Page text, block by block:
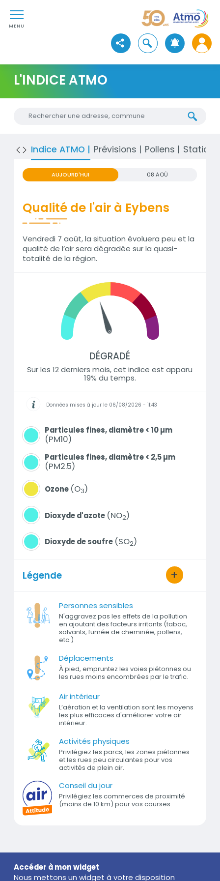
Aller au premier menu de navigation
Aller à la recherche
MENU
Atmo Auvergne-Rhône-
Voir les réseaux sociaux
Ouvrir la recherche
L'INDICE ATMO
Chercher une nouvelle adresse
Indice ATMO Prévisions Pollens
AUJOURD'HUI 08 AOÛ
Qualité de l'air à Eybens
Vendredi 7 août, la situation évoluera peu et la
qualité de l’air sera dégradée sur la quasi-
totalité de la région.
DÉGRADÉ
Sur les 12 derniers mois, cet indice est apparu
19% du temps.
InformationsDonnées mises à jour le 06/08/2026 - 11:43
Particules fines, diamètre < 10 µm
PM10
Particules fines, diamètre < 2,5 µm
PM2.5
Ozone O3
Dioxyde d'azote NO2
Dioxyde de soufre SO2
Légende
Personnes sensibles
N'aggravez pas les effets de la pollution
en ajoutant des facteurs irritants (tabac,
solvants, fumée de cheminée, pollens,
etc.)
Déplacements
À pied, empruntez les voies piétonnes ou
les rues moins encombrées par le trafic.
Air intérieur
L’aération et la ventilation sont les moyens
les plus efficaces d'améliorer votre air
intérieur.
Activités physiques
Privilégiez les parcs, les zones piétonnes
et les rues peu circulantes pour vos
activités de plein air.
Conseil du jour
Privilégiez les commerces de proximité
(moins de 10 km) pour vos courses.
Titre
Accéder à mon widget
Texte
Nous mettons un widget à votre disposition